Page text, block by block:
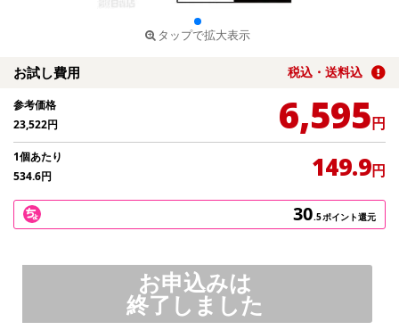
タップで拡大表示
お試し費用 税込・送料込
参考価格
23,522円 6,595円
1個あたり
534.6円 149.9円
30.5ポイント還元
お申込みは
終了しました